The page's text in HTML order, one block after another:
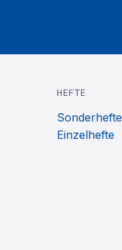
HEFTE
Sonderhefte
Einzelhefte